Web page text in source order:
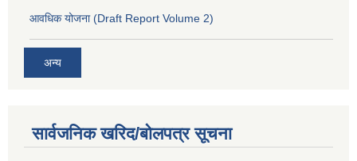
आवधिक योजना (Draft Report Volume 2)
अन्य
सार्वजनिक खरिद/बोलपत्र सूचना